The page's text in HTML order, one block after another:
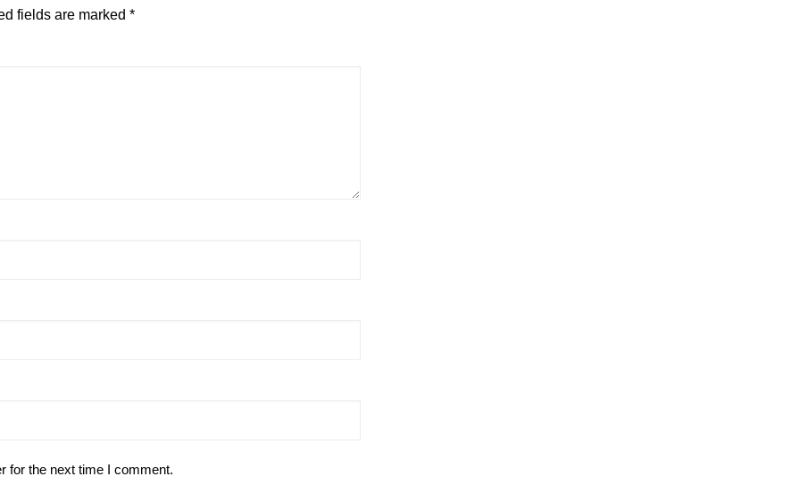
fields are marked *
for the next time I comment.